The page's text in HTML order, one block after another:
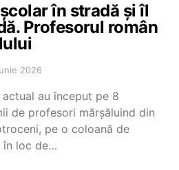
în stradă și îl
Profesorul român
2026
au început pe 8
de profesori mărșăluind din
pe o coloană de
în loc de…